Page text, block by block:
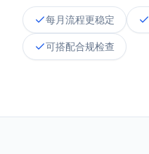
每月流程更稳定
可搭配合规检查